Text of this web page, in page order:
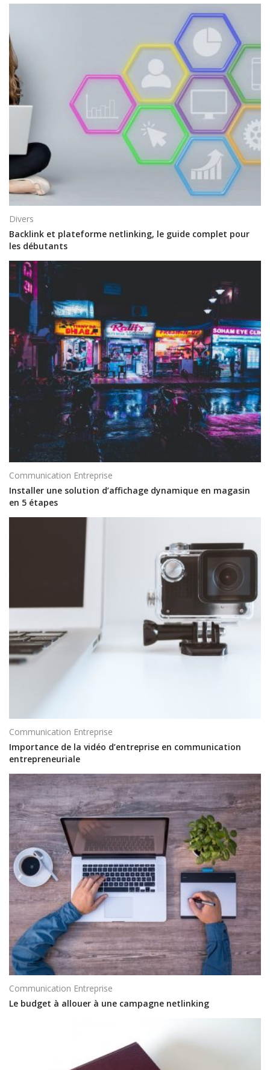
Divers
Backlink et plateforme netlinking, le guide complet pour
les débutants
Communication Entreprise
Installer une solution d’affichage dynamique en magasin
en 5 étapes
Communication Entreprise
Importance de la vidéo d’entreprise en communication
entrepreneuriale
Communication Entreprise
Le budget à allouer à une campagne netlinking